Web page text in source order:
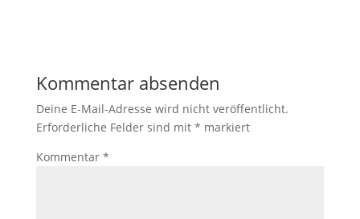
Kommentar absenden
Deine E-Mail-Adresse wird nicht veröffentlicht.
Erforderliche Felder sind mit * markiert
Kommentar *